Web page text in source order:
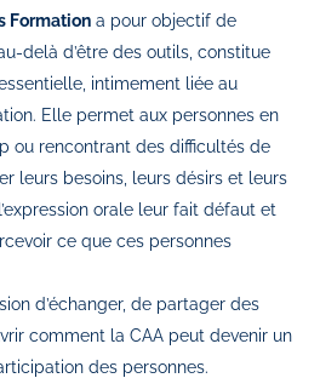
Formation a pour objectif de
delà d’être des outils, constitue
intimement liée au
Elle permet aux personnes en
ou rencontrant des difficultés de
leurs besoins, leurs désirs et leurs
orale leur fait défaut et
ce que ces personnes
d’échanger, de partager des
comment la CAA peut devenir un
des personnes.